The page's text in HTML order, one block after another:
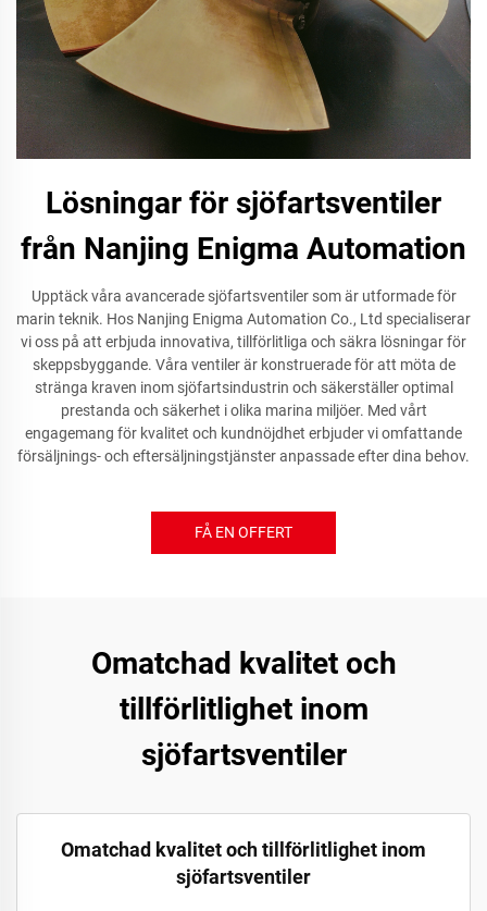
Lösningar för sjöfartsventiler
från Nanjing Enigma Automation
Upptäck våra avancerade sjöfartsventiler som är utformade för
marin teknik. Hos Nanjing Enigma Automation Co., Ltd specialiserar
vi oss på att erbjuda innovativa, tillförlitliga och säkra lösningar för
skeppsbyggande. Våra ventiler är konstruerade för att möta de
stränga kraven inom sjöfartsindustrin och säkerställer optimal
prestanda och säkerhet i olika marina miljöer. Med vårt
engagemang för kvalitet och kundnöjdhet erbjuder vi omfattande
försäljnings- och eftersäljningstjänster anpassade efter dina behov.
FÅ EN OFFERT
Omatchad kvalitet och
tillförlitlighet inom
sjöfartsventiler
Omatchad kvalitet och tillförlitlighet inom
sjöfartsventiler